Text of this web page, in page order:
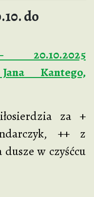
do
20.10.2025
Kantego,
za +
++ z
w czyśćcu